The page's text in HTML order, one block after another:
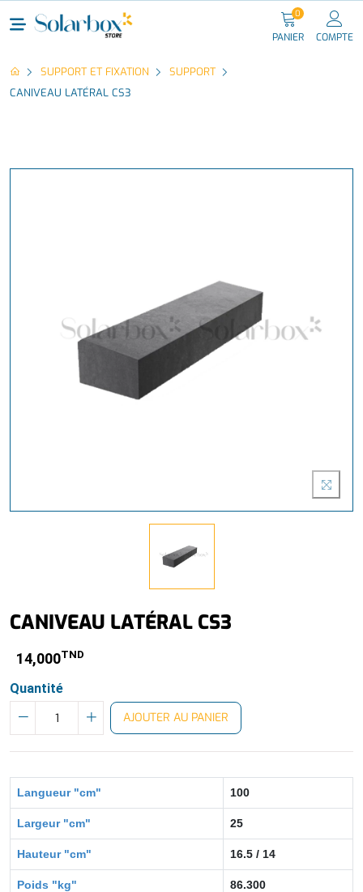
PANIER
0
COMPTE
SUPPORT ET FIXATION
SUPPORT
CANIVEAU LATÉRAL CS3
CANIVEAU LATÉRAL CS3
14,000TND
Quantité
AJOUTER AU PANIER
Langueur "cm" 100
Largeur "cm" 25
Hauteur "cm" 16.5 / 14
Poids "kg" 86.300